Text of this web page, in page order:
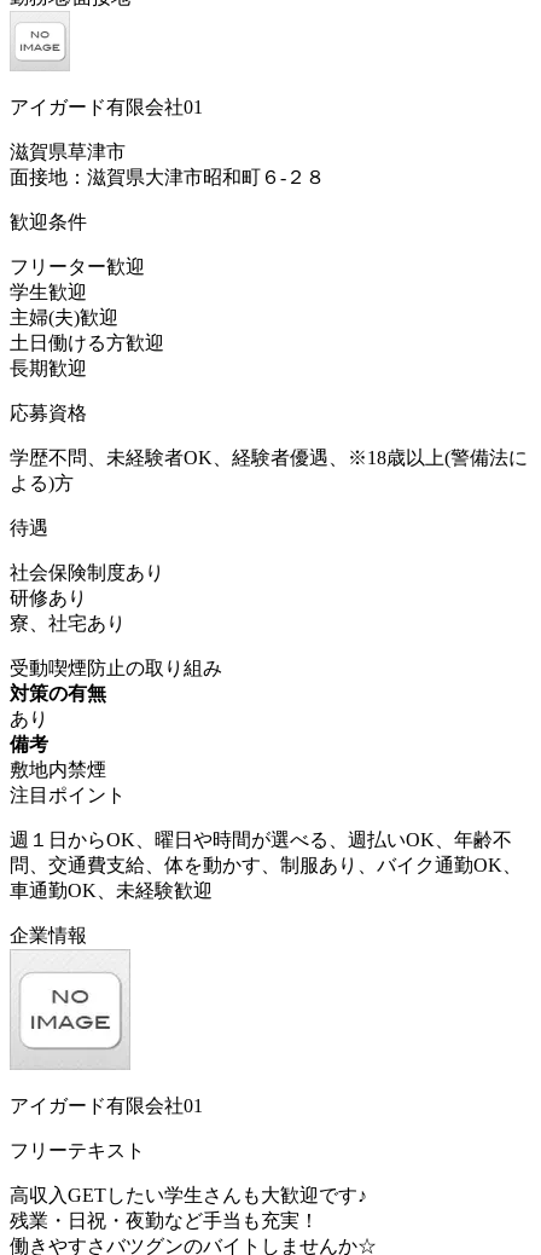
アイガード有限会社01
滋賀県草津市
面接地：滋賀県大津市昭和町６-２８
歓迎条件
フリーター歓迎
学生歓迎
主婦(夫)歓迎
土日働ける方歓迎
長期歓迎
応募資格
学歴不問、未経験者OK、経験者優遇、※18歳以上(警備法に
よる)方
待遇
社会保険制度あり
研修あり
寮、社宅あり
受動喫煙防止の取り組み
対策の有無
あり
備考
敷地内禁煙
注目ポイント
週１日からOK、曜日や時間が選べる、週払いOK、年齢不
問、交通費支給、体を動かす、制服あり、バイク通勤OK、
車通勤OK、未経験歓迎
企業情報
アイガード有限会社01
フリーテキスト
高収入GETしたい学生さんも大歓迎です♪
残業・日祝・夜勤など手当も充実！
働きやすさバツグンのバイトしませんか☆